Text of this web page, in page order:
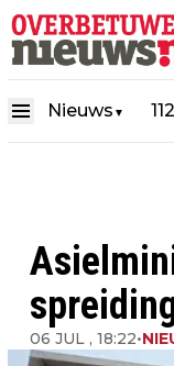
Nieuws ▼ 112
06 JUL , 18:22•